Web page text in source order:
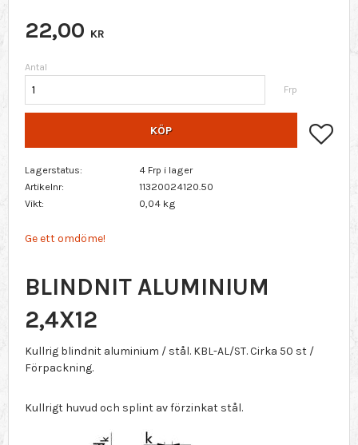
22,00 KR
Antal
Frp
KÖP
Lagerstatus
4 Frp i lager
Artikelnr
11320024120.50
Vikt
0,04 kg
Ge ett omdöme!
BLINDNIT ALUMINIUM
2,4X12
Kullrig blindnit aluminium / stål. KBL-AL/ST. Cirka 50 st /
Förpackning.
Kullrigt huvud och splint av förzinkat stål.